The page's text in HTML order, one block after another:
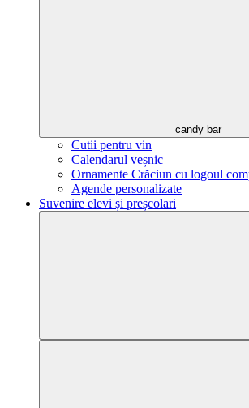
candy bar
Cutii pentru vin
Calendarul veșnic
Ornamente Crăciun cu logoul
Agende personalizate
Suvenire elevi și preșcolari